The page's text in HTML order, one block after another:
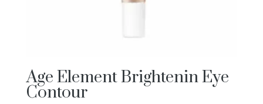
Age Element Brightenin Eye
Contour